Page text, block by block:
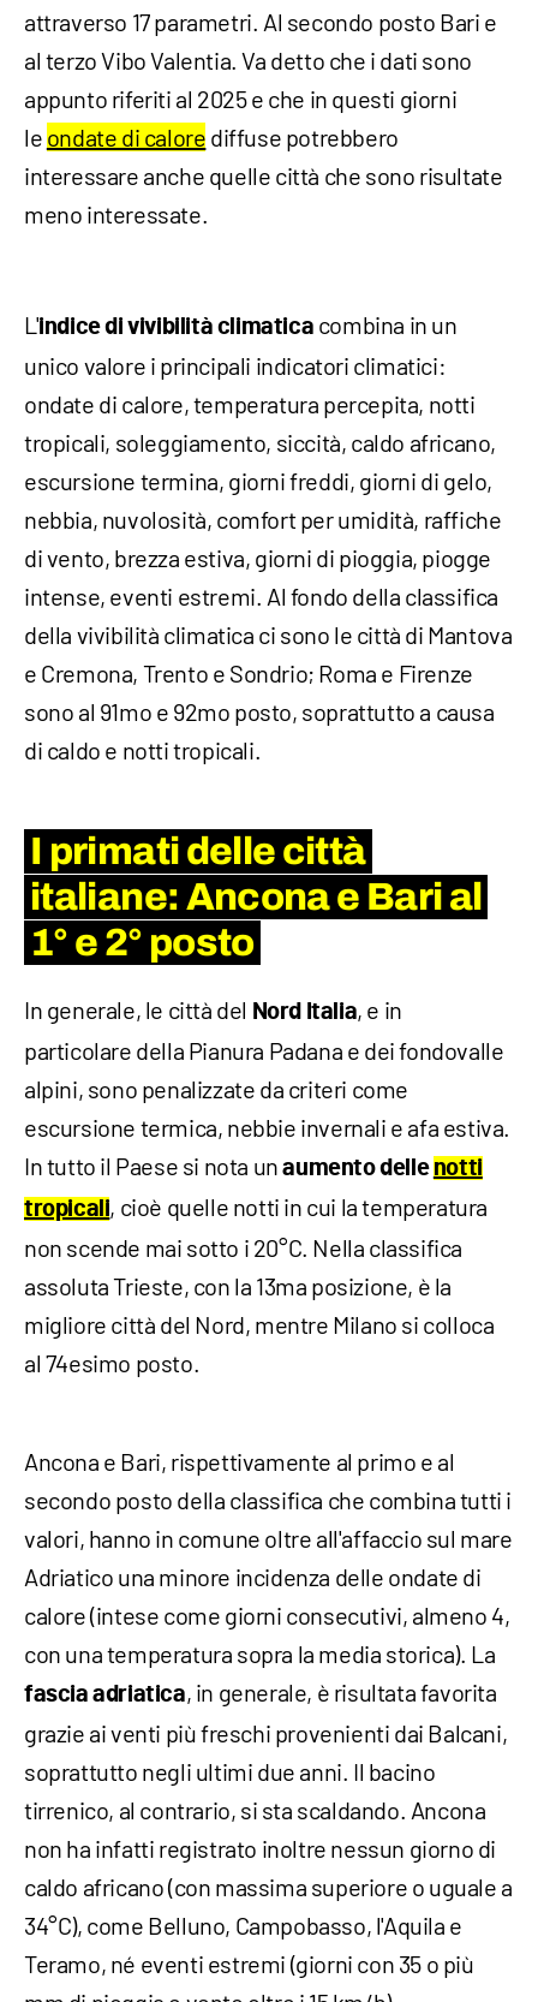
attraverso 17 parametri. Al secondo posto Bari e
al terzo Vibo Valentia. Va detto che i dati sono
appunto riferiti al 2025 e che in questi giorni
le ondate di calore diffuse potrebbero
interessare anche quelle città che sono risultate
meno interessate.
L'indice di vivibilità climatica combina in un
unico valore i principali indicatori climatici:
ondate di calore, temperatura percepita, notti
tropicali, soleggiamento, siccità, caldo africano,
escursione termina, giorni freddi, giorni di gelo,
nebbia, nuvolosità, comfort per umidità, raffiche
di vento, brezza estiva, giorni di pioggia, piogge
intense, eventi estremi. Al fondo della classifica
della vivibilità climatica ci sono le città di Mantova
e Cremona, Trento e Sondrio; Roma e Firenze
sono al 91mo e 92mo posto, soprattutto a causa
di caldo e notti tropicali.
I primati delle città
italiane: Ancona e Bari al
1° e 2° posto
In generale, le città del Nord Italia, e in
particolare della Pianura Padana e dei fondovalle
alpini, sono penalizzate da criteri come
escursione termica, nebbie invernali e afa estiva.
In tutto il Paese si nota unaumento delle notti
tropicali, cioè quelle notti in cui la temperatura
non scende mai sotto i 20°C. Nella classifica
assoluta Trieste, con la 13ma posizione, è la
migliore città del Nord, mentre Milano si colloca
al 74esimo posto.
Ancona e Bari, rispettivamente al primo e al
secondo posto della classifica che combina tutti i
valori, hanno in comune oltre all'affaccio sul mare
Adriatico una minore incidenza delle ondate di
calore (intese come giorni consecutivi, almeno 4,
con una temperatura sopra la media storica). La
fascia adriatica, in generale, è risultata favorita
grazie ai venti più freschi provenienti dai Balcani,
soprattutto negli ultimi due anni. Il bacino
tirrenico, al contrario, si sta scaldando. Ancona
non ha infatti registrato inoltre nessun giorno di
caldo africano (con massima superiore o uguale a
34°C), come Belluno, Campobasso, l'Aquila e
Teramo, né eventi estremi (giorni con 35 o più